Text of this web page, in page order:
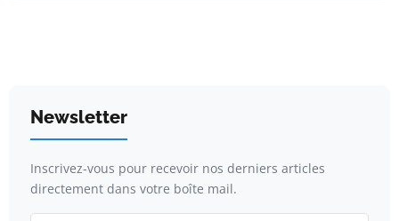
Newsletter
Inscrivez-vous pour recevoir nos derniers articles
directement dans votre boîte mail.